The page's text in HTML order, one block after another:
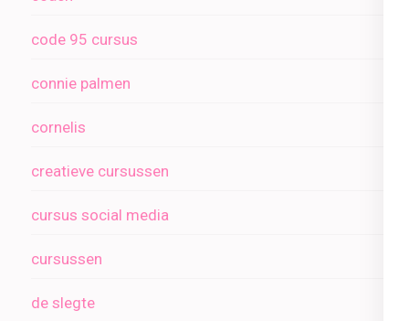
code 95 cursus
connie palmen
cornelis
creatieve cursussen
cursus social media
cursussen
de slegte